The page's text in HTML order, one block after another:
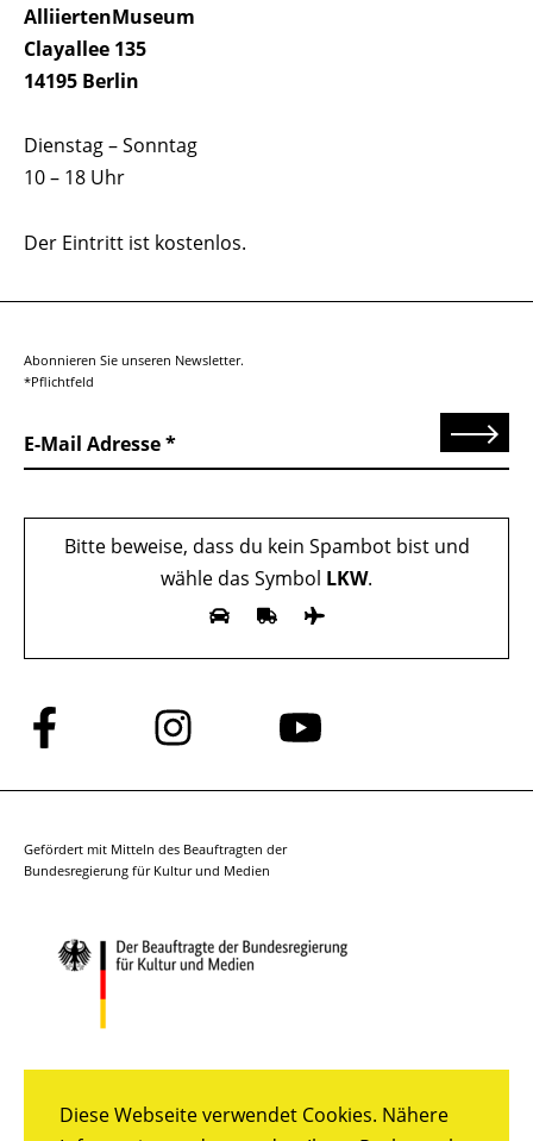
Diese Webseite verwendet Cookies. Nähere
AlliiertenMuseum
Clayallee 135
14195 Berlin
Dienstag – Sonntag
10 – 18 Uhr
Der Eintritt ist kostenlos.
Abonnieren Sie unseren Newsletter.
*Pflichtfeld
E-Mail Adresse Senden
Bitte beweise, dass du kein Spambot bist und
wähle das Symbol LKW.
Folge
uns
auf
Folge
uns
auf
Folge
auf
Gefördert mit Mitteln des Beauftragten der
Bundesregierung für Kultur und Medien